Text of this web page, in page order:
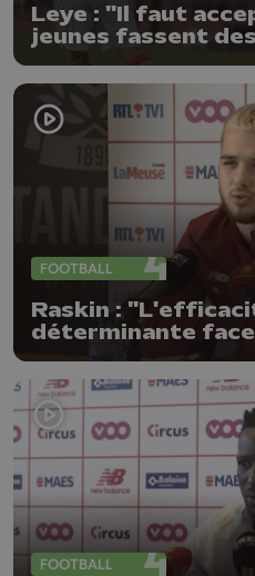
Leye : "Il faut
jeunes fassent
FOOTBALL
Raskin :
déterminante face
FOOTBALL